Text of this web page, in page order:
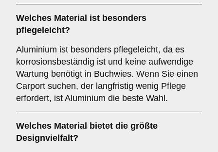
Welches Material ist besonders
pflegeleicht?
Aluminium ist besonders pflegeleicht, da es
korrosionsbeständig ist und keine aufwendige
Wartung benötigt in Buchwies. Wenn Sie einen
Carport suchen, der langfristig wenig Pflege
erfordert, ist Aluminium die beste Wahl.
Welches Material bietet die größte
Designvielfalt?